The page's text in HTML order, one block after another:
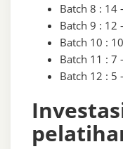
Batch 8 : 14
Batch 9 : 12
Batch 10 :
Batch 11 : 7
Batch 12 : 5